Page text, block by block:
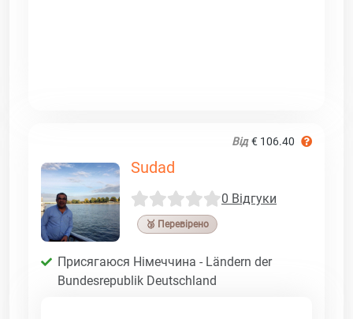
Від € 106.40
Sudad
0 Відгуки
🥉 Перевірено
Присягаюся Німеччина - Ländern der
Bundesrepublik Deutschland